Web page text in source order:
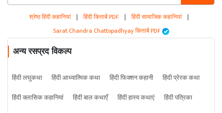
श्रेष्ठ हिंदी कहानियां | हिंदी किताबें PDF | हिंदी सामाजिक कहानियां |
Sarat Chandra Chattopadhyay किताबें PDF
अन्य रसप्रद विकल्प
हिंदी लघुकथा हिंदी आध्यात्मिक कथा हिंदी फिक्शन कहानी
हिंदी प्रेरक कथा
हिंदी क्लासिक कहानियां
हिंदी बाल कथाएँ हिंदी हास्य कथाएं
हिंदी पत्रिका